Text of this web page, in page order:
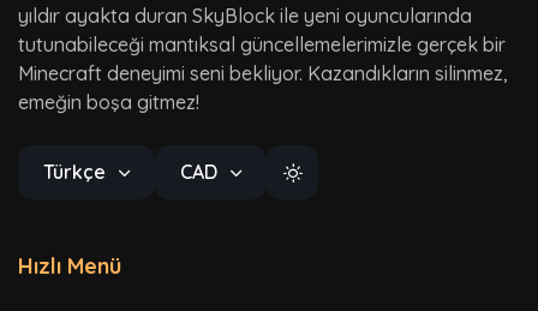
yıldır ayakta duran SkyBlock ile yeni oyuncularında
tutunabileceği mantıksal güncellemelerimizle gerçek bir
Minecraft deneyimi seni bekliyor. Kazandıkların silinmez,
emeğin boşa gitmez!
Türkçe CAD
Hızlı Menü